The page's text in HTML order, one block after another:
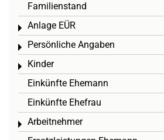
Familienstand
Anlage EÜR
Toggle menu
Persönliche Angaben
Toggle menu
Kinder
Toggle menu
Einkünfte Ehemann
Einkünfte Ehefrau
Arbeitnehmer
Toggle menu